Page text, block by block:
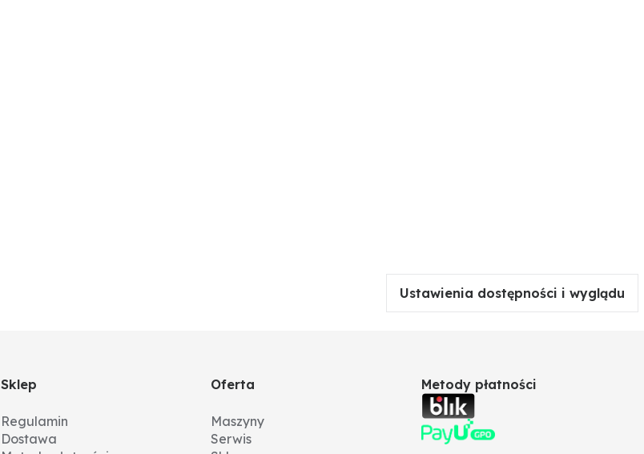
Ustawienia dostępności i wyglądu
Sklep
Regulamin
Dostawa
Oferta
Maszyny
Serwis
Metody płatności